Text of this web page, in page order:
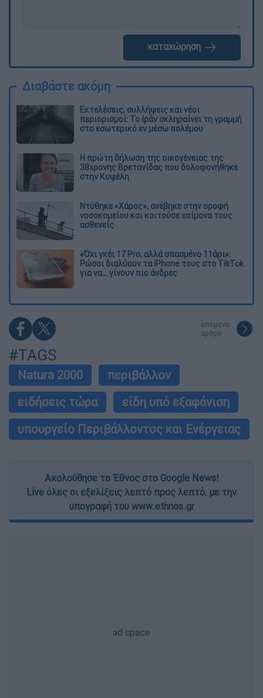
καταχώρηση
Διαβάστε ακόμη
Εκτελέσεις, συλλήψεις και νέοι
περιορισμοί: Το Ιράν σκληραίνει τη γραμμή
στο εσωτερικό εν μέσω πολέμου
Η πρώτη δήλωση της οικογένειας της
38χρονης Βρετανίδας που δολοφονήθηκε
στην Κυψέλη
Ντύθηκε «Χάρος», ανέβηκε στην οροφή
νοσοκομείου και κοιτούσε επίμονα τους
ασθενείς
«Όχι γκέι 17 Pro, αλλά σπασμένο 11άρι»:
Ρώσοι διαλύουν τα iPhone τους στο TikTok
για να... γίνουν πιο άνδρες
επόμενο
άρθρο
#TAGS
Natura 2000
περιβάλλον
ειδήσεις τώρα
είδη υπό εξαφάνιση
υπουργείο Περιβάλλοντος και Ενέργειας
Ακολούθησε το Έθνος στο Google News!
Live όλες οι εξελίξεις λεπτό προς λεπτό, με την
υπογραφή του www.ethnos.gr